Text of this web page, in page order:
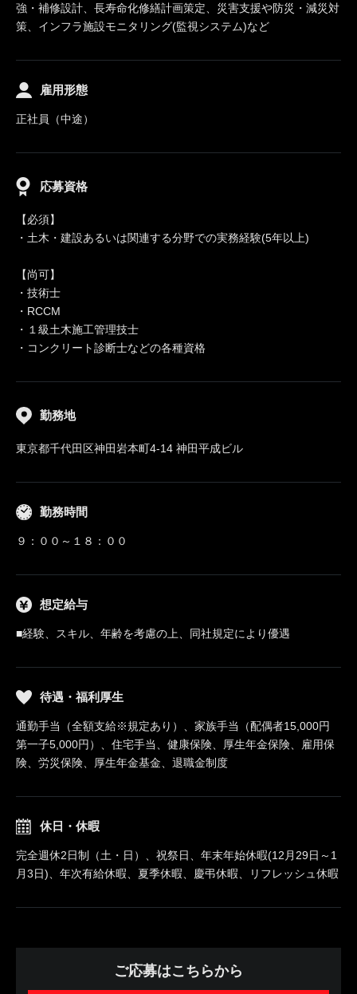
強・補修設計、長寿命化修繕計画策定、災害支援や防災・減災対
策、インフラ施設モニタリング(監視システム)など
雇用形態
正社員（中途）
応募資格
【必須】
・土木・建設あるいは関連する分野での実務経験(5年以上)
【尚可】
・技術士
・RCCM
・１級土木施工管理技士
・コンクリート診断士などの各種資格
勤務地
東京都千代田区神田岩本町4-14 神田平成ビル
勤務時間
９：００～１８：００
想定給与
■経験、スキル、年齢を考慮の上、同社規定により優遇
待遇・福利厚生
通勤手当（全額支給※規定あり）、家族手当（配偶者15,000円
第一子5,000円）、住宅手当、健康保険、厚生年金保険、雇用保
険、労災保険、厚生年金基金、退職金制度
休日・休暇
完全週休2日制（土・日）、祝祭日、年末年始休暇(12月29日～1
月3日)、年次有給休暇、夏季休暇、慶弔休暇、リフレッシュ休暇
ご応募はこちらから